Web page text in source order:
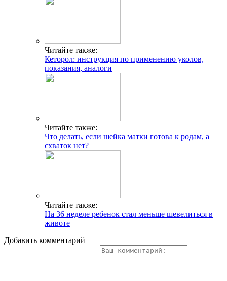
Читайте также:
Кеторол: инструкция по применению уколов,
показания, аналоги
Читайте также:
Что делать, если шейка матки готова к родам, а
схваток нет?
Читайте также:
На 36 неделе ребенок стал меньше шевелиться в
животе
Добавить комментарий